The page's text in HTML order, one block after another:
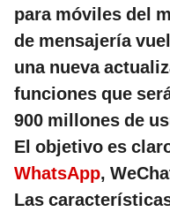
para móviles del
de mensajería
una nueva
funciones que
900 millones de
El objetivo es
WhatsApp,
Las